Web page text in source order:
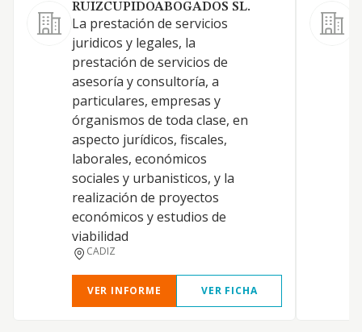
RUIZCUPIDOABOGADOS SL.
La prestación de servicios
juridicos y legales, la
prestación de servicios de
asesoría y consultoría, a
particulares, empresas y
órganismos de toda clase, en
aspecto jurídicos, fiscales,
laborales, económicos
sociales y urbanisticos, y la
realización de proyectos
económicos y estudios de
viabilidad
CADIZ
VER INFORME VER FICHA